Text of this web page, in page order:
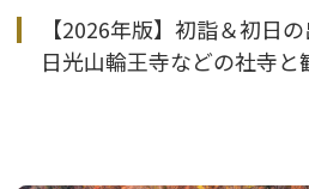
【2026年版】初詣＆初日
日光山輪王寺などの社寺